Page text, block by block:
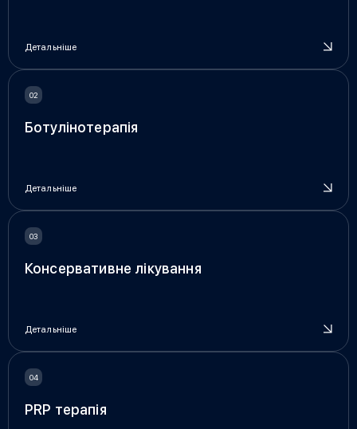
Детальніше
Ботулінотерапія
Детальніше
Консервативне лікування
Детальніше
PRP терапія